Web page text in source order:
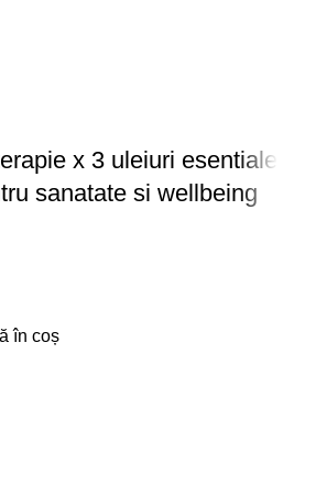
x 3 uleiuri esentiale
sanatate si wellbeing
în coș